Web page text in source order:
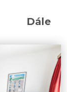
Dále